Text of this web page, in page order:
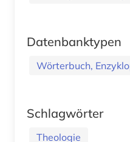
Datenbanktypen
Wörterbuch,
Schlagwörter
Theologie